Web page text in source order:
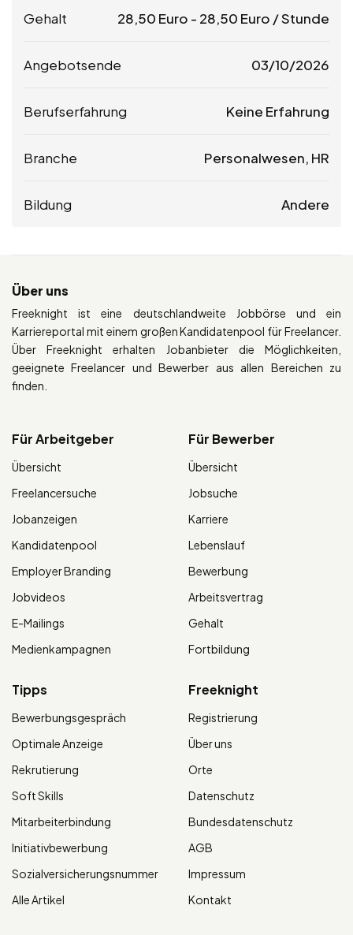
Gehalt 28,50 Euro - 28,50 Euro / Stunde
Angebotsende 03/10/2026
Berufserfahrung Keine Erfahrung
Branche Personalwesen, HR
Bildung Andere
Über uns
Freeknight ist eine deutschlandweite Jobbörse und ein
Karriereportal mit einem großen Kandidatenpool für Freelancer.
Über Freeknight erhalten Jobanbieter die Möglichkeiten,
geeignete Freelancer und Bewerber aus allen Bereichen zu
finden.
Für Arbeitgeber
Übersicht
Freelancersuche
Jobanzeigen
Kandidatenpool
Employer Branding
Jobvideos
E-Mailings
Medienkampagnen
Für Bewerber
Übersicht
Jobsuche
Karriere
Lebenslauf
Bewerbung
Arbeitsvertrag
Gehalt
Fortbildung
Tipps
Bewerbungsgespräch
Optimale Anzeige
Rekrutierung
Soft Skills
Mitarbeiterbindung
Initiativbewerbung
Sozialversicherungsnummer
Alle Artikel
Freeknight
Registrierung
Über uns
Orte
Datenschutz
Bundesdatenschutz
AGB
Impressum
Kontakt